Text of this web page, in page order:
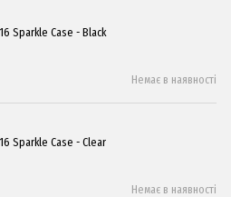
Sparkle Case - Black
Немає в наявності
Sparkle Case - Clear
Немає в наявності